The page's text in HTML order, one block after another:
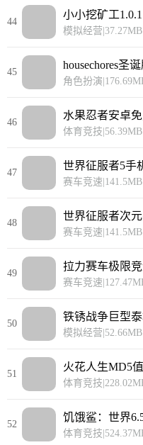
44
小小挖矿工1.0.1
模拟经营|37.27MB
45
housechores圣
角色扮演|
46
水果忍者安卓
体育竞技|56.39MB
47
世界征服者5手
赛车竞速|141.5MB
48
世界征服者次
赛车竞速|141.5MB
49
拉力赛车极限
赛车竞速|
50
铁锈战争巨型
模拟经营|52.66MB
51
火花人生MD5
体育竞技|
52
饥饿鲨：世界
体育竞技|